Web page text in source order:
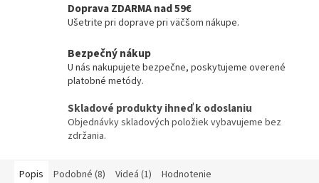
Doprava ZDARMA nad 59€
Ušetrite pri doprave pri väčšom nákupe.
Bezpečný nákup
U nás nakupujete bezpečne, poskytujeme overené
platobné metódy.
Skladové produkty ihneď k odoslaniu
Objednávky skladových položiek vybavujeme bez
zdržania.
Popis Podobné (8) Videá (1) Hodnotenie